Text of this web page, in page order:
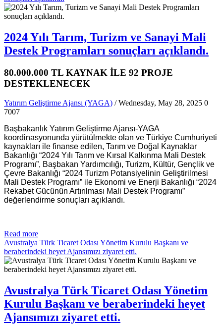
2024 Yılı Tarım, Turizm ve Sanayi Mali
Destek Programları sonuçları açıklandı.
80.000.000 TL KAYNAK İLE 92 PROJE
DESTEKLENECEK
Yatırım Geliştirme Ajansı (YAGA) / Wednesday, May 28, 2025 0
7007
Başbakanlık Yatırım Geliştirme Ajansı-YAGA
koordinasyonunda yürütülmekte olan ve Türkiye Cumhuriyeti
kaynakları ile finanse edilen, Tarım ve Doğal Kaynaklar
Bakanlığı “2024 Yılı Tarım ve Kırsal Kalkınma Mali Destek
Programı”, Başbakan Yardımcılığı, Turizm, Kültür, Gençlik ve
Çevre Bakanlığı “2024 Turizm Potansiyelinin Geliştirilmesi
Mali Destek Programı” ile Ekonomi ve Enerji Bakanlığı “2024
Rekabet Gücünün Artırılması Mali Destek Programı”
değerlendirme sonuçları açıklandı.
Read more
Avustralya Türk Ticaret Odası Yönetim Kurulu Başkanı ve
beraberindeki heyet Ajansımızı ziyaret etti.
Avustralya Türk Ticaret Odası Yönetim
Kurulu Başkanı ve beraberindeki heyet
Ajansımızı ziyaret etti.